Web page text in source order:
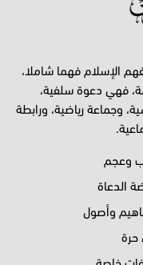
الإسلام فهما شاملا،
فهي دعوة سلفية،
وجماعة رياضية، ورابطة
وعجم
الدعاة
وأصول
حرة